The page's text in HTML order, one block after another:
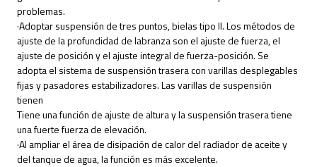
problemas.
·Adoptar suspensión de tres puntos, bielas tipo II. Los métodos de
ajuste de la profundidad de labranza son el ajuste de fuerza, el
ajuste de posición y el ajuste integral de fuerza-posición. Se
adopta el sistema de suspensión trasera con varillas desplegables
fijas y pasadores estabilizadores. Las varillas de suspensión
tienen
Tiene una función de ajuste de altura y la suspensión trasera tiene
una fuerte fuerza de elevación.
·Al ampliar el área de disipación de calor del radiador de aceite y
del tanque de agua, la función es más excelente.